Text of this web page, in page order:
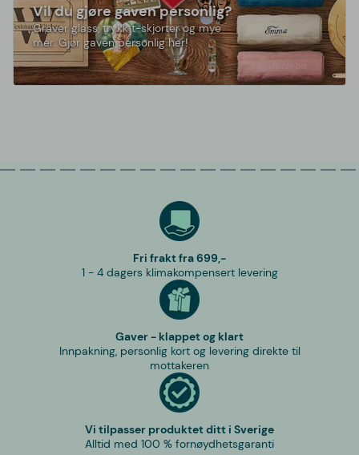
Vil du gjøre gaven personlig?
Graver glass, trykk t-skjorter og mye
mer. Gjør gaven personlig her!
Fri frakt fra 699,-
1 - 4 dagers klimakompensert levering
Gaver - klappet og klart
Innpakning, personlig kort og levering direkte til
mottakeren
Vi tilpasser produktet ditt i Sverige
Alltid med 100 % fornøydhetsgaranti